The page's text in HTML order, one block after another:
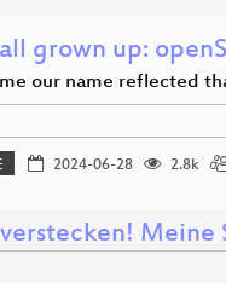
grown up:
our name reflected
2024-06-28 2.8k
Meine